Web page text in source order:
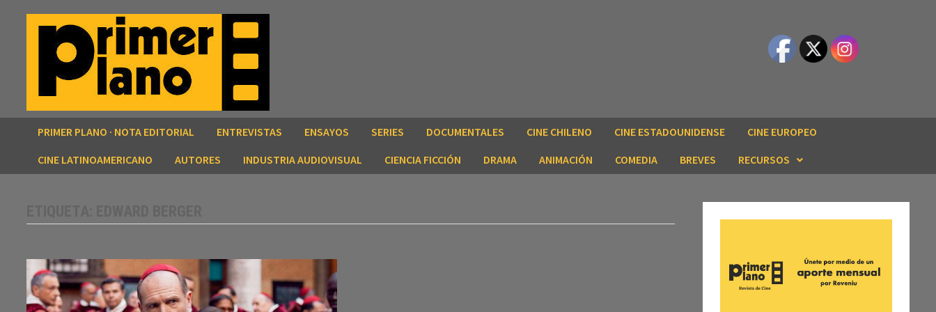
PRIMER PLANO · NOTA EDITORIAL ENTREVISTAS ENSAYOS SERIES DOCUMENTALES CINE CHILENO CINE ESTADOUNIDENSE
CINE EUROPEO
CINE LATINOAMERICANO
AUTORES INDUSTRIA AUDIOVISUAL CIENCIA FICCIÓN DRAMA ANIMACIÓN COMEDIA BREVES RECURSOS